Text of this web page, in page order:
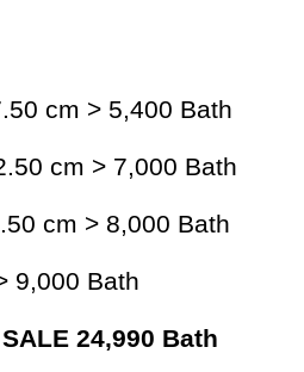
cm > 5,400 Bath
cm > 7,000 Bath
cm > 8,000 Bath
9,000 Bath
24,990 Bath